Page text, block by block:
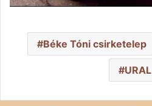
Béke Tóni csirketelep
URAL